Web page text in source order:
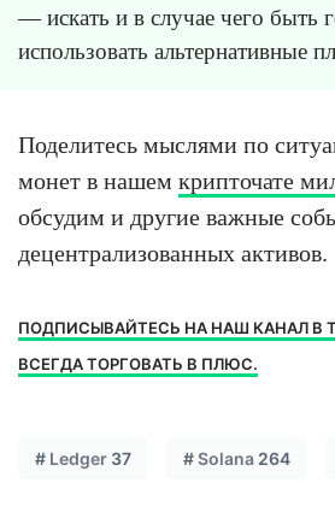
— искать и в случае чего быть
использовать альтернативные
Поделитесь мыслями по
монет в нашем крипточате
обсудим и другие важные
децентрализованных активов.
ПОДПИСЫВАЙТЕСЬ НА НАШ КАНАЛ В
ВСЕГДА ТОРГОВАТЬ В ПЛЮС.
# Ledger 37 #Solana 264